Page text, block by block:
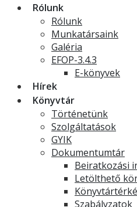
Rólunk
Rólunk
Munkatársaink
Galéria
EFOP-3.4.3
E-könyvek
Hírek
Könyvtár
Történetünk
Szolgáltatások
GYIK
Dokumentumtár
Beiratkozási
Letölthető
Szabályzatok